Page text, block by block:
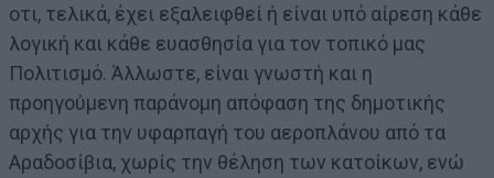
οτι, τελικά, έχει εξαλειφθεί ή είναι υπό αίρεση κάθε
λογική και κάθε ευασθησία για τον τοπικό μας
Πολιτισμό. Άλλωστε, είναι γνωστή και η
προηγούμενη παράνομη απόφαση της δημοτικής
αρχής για την υφαρπαγή του αεροπλάνου από τα
Αραδοσίβια, χωρίς την θέληση των κατοίκων, ενώ